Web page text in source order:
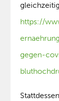
https://
gegen-